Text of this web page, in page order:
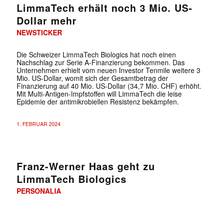
LimmaTech erhält noch 3 Mio. US-
Dollar mehr
NEWSTICKER
Die Schweizer LimmaTech Biologics hat noch einen
Nachschlag zur Serie A-Finanzierung bekommen. Das
Unternehmen erhielt vom neuen Investor Tenmile weitere 3
Mio. US-Dollar, womit sich der Gesamtbetrag der
Finanzierung auf 40 Mio. US-Dollar (34,7 Mio. CHF) erhöht.
Mit Multi-Antigen-Impfstoffen will LimmaTech die leise
Epidemie der antimikrobiellen Resistenz bekämpfen.
1. FEBRUAR 2024
Franz-Werner Haas geht zu
LimmaTech Biologics
PERSONALIA